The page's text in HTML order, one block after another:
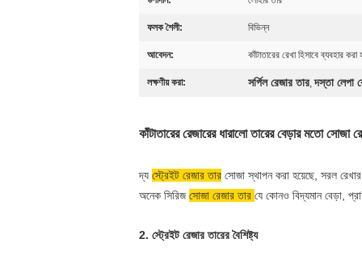
ফলক শৈলী: বিভিন্ন
আবেদন: কাঁটাতারের রেখা হিসাবে ব্যবহার করা
লক্ষণীয় করা: সর্পিল রেজার তার,দস্তা লেপা
কাঁটাতারের রেজারের ধারালো তারের বেড়ার মতো সোজা
wire
razor
razor
razor
wire
razor
দ্য স্ট্রেইট রেজার তার সোজা স্থাপন করা হয়েছে, সরল রেখার
অনেক সিরিজসোজা রেজার তার যে কোনও বিদ্যমান বেড়া,
2. স্ট্রেইট রেজার তারের বৈশিষ্ট্য